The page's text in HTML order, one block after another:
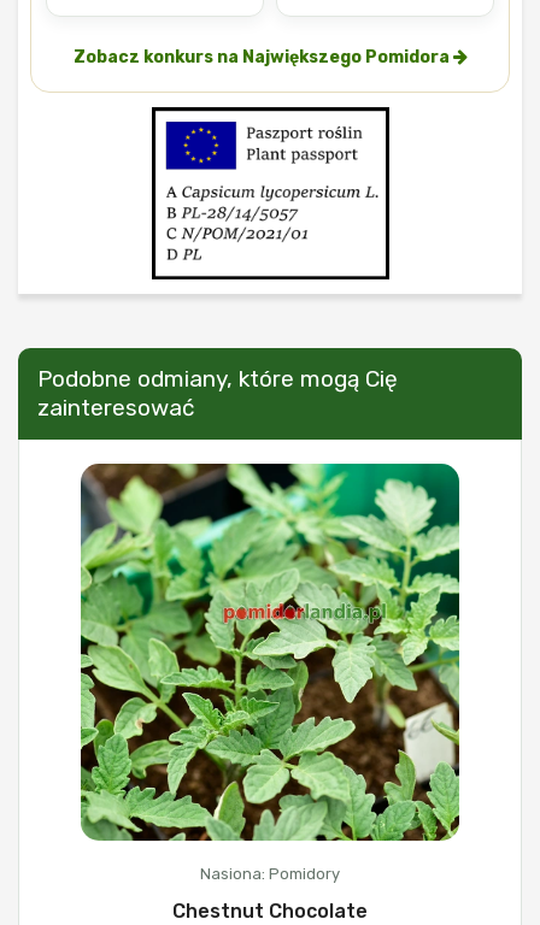
Zobacz konkurs na Największego Pomidora
Podobne odmiany, które mogą Cię
zainteresować
Nasiona: Pomidory
Chestnut Chocolate